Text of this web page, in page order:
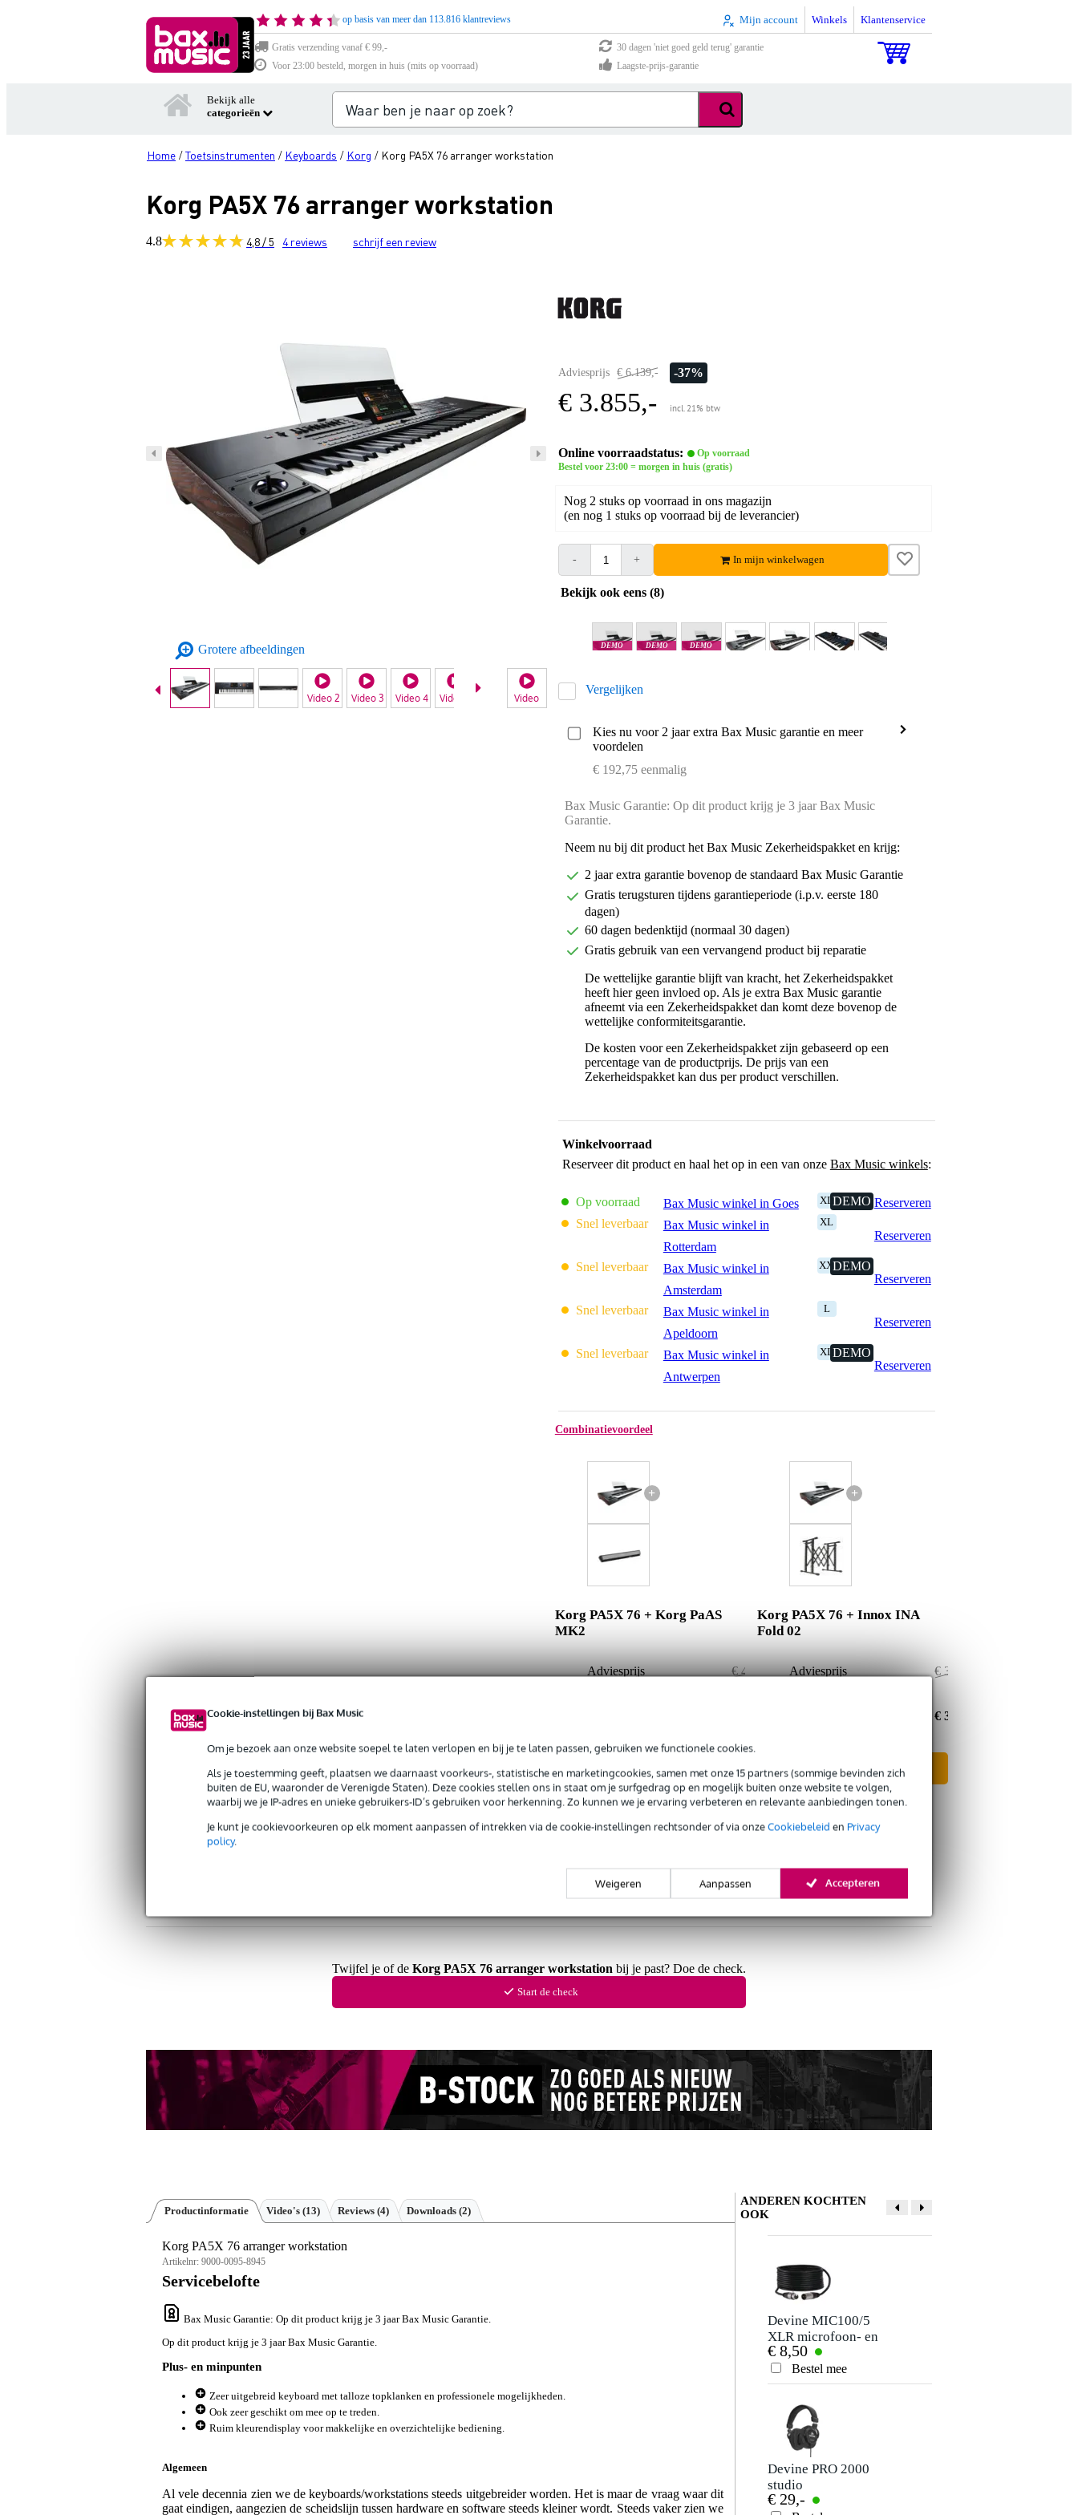
Cookie-instellingen bij Bax Music
Om je bezoek aan onze website soepel te laten verlopen en bij je te laten passen, gebruiken we functionele cookies.
Als je toestemming geeft, plaatsen we daarnaast voorkeurs-, statistische en marketingcookies, samen met onze 15 partners (sommige bevinden zich
buiten de EU, waaronder de Verenigde Staten). Deze cookies stellen ons in staat om je surfgedrag op en mogelijk buiten onze website te volgen,
waarbij we je IP-adres en unieke gebruikers-ID’s gebruiken voor herkenning. Zo kunnen we je ervaring verbeteren en relevante aanbiedingen tonen.
Je kunt je cookievoorkeuren op elk moment aanpassen of intrekken via de cookie-instellingen rechtsonder of via onzeCookiebeleid en Privacy
policy.
Weigeren Aanpassen Accepteren
op basis van meer dan 113.816 klantreviews Mijn account Winkels Klantenservice
Gratis verzending vanaf € 99,-
30 dagen 'niet goed geld terug' garantie
Voor 23:00 besteld, morgen in huis (mits op voorraad)
Laagste-prijs-garantie
Bekijk alle
categorieën
Home /Toetsinstrumenten / Keyboards / Korg / Korg PA5X 76 arranger workstation
Korg PA5X 76 arranger workstation
4.8 4,8 / 5 4reviews schrijf een review
Grotere afbeeldingen
Video
Video 2 Video 3 Video 4 Video 5 Video 6 Video 7 Video 8 Video 9
Adviesprijs € 6.139,- -37%
€ 3.855,- incl. 21% btw
Online voorraadstatus:
Op voorraad
Bestel voor 23:00 = morgen in huis (gratis)
Nog 2 stuks op voorraad in ons magazijn
(en nog 1 stuks op voorraad bij de leverancier)
- + In mijn winkelwagen
Bekijk ook eens (8)
DEMO
DEMO
DEMO
Vergelijken
Kies nu voor 2 jaar extra Bax Music garantie en meer
voordelen
€ 192,75 eenmalig
Bax Music Garantie: Op dit product krijg je 3 jaar Bax Music
Garantie.
Neem nu bij dit product het Bax Music Zekerheidspakket en krijg:
2 jaar extra garantie bovenop de standaard Bax Music Garantie
Gratis terugsturen tijdens garantieperiode (i.p.v. eerste 180
dagen)
60 dagen bedenktijd (normaal 30 dagen)
Gratis gebruik van een vervangend product bij reparatie
De wettelijke garantie blijft van kracht, het Zekerheidspakket
heeft hier geen invloed op. Als je extra Bax Music garantie
afneemt via een Zekerheidspakket dan komt deze bovenop de
wettelijke conformiteitsgarantie.
De kosten voor een Zekerheidspakket zijn gebaseerd op een
percentage van de productprijs. De prijs van een
Zekerheidspakket kan dus per product verschillen.
Winkelvoorraad
Reserveer dit product en haal het op in een van onze Bax Music winkels:
Op voorraad Bax Music winkel in Goes XLDEMO Reserveren
Snel leverbaar
Bax Music winkel in
Rotterdam
XL
Reserveren
Snel leverbaar
Bax Music winkel in
Amsterdam
XXLDEMO
Reserveren
Snel leverbaar
Bax Music winkel in
Apeldoorn
L
Reserveren
Snel leverbaar
Bax Music winkel in
Antwerpen
XLDEMO
Reserveren
Combinatievoordeel
+
Korg PA5X 76 + Korg PaAS
MK2
Adviesprijs
€ 4.510,-
In mijn winkelwagen
+
Korg PA5X 76 + Innox INA
Fold 02
Adviesprijs
€ 3.914,-
€ 3.908,-
In mijn winkelwagen
Productinformatie
3 jaar Bax Music garantie
Gratis retourneren
Twijfel je of de Korg PA5X 76 arranger workstation bij je past? Doe de check.
Start de check
Productinformatie Video's (13) Reviews (4) Downloads (2)
Korg PA5X 76 arranger workstation
Artikelnr: 9000-0095-8945
Servicebelofte
Bax Music Garantie: Op dit product krijg je 3 jaar Bax Music Garantie.
Op dit product krijg je 3 jaar Bax Music Garantie.
Plus- en minpunten
Zeer uitgebreid keyboard met talloze topklanken en professionele mogelijkheden.
Ook zeer geschikt om mee op te treden.
Ruim kleurendisplay voor makkelijke en overzichtelijke bediening.
Algemeen
Al vele decennia zien we de keyboards/workstations steeds uitgebreider worden. Het is maar de vraag waar dit
gaat eindigen, aangezien de scheidslijn tussen hardware en software steeds kleiner wordt. Steeds vaker zien we
ANDEREN KOCHTEN
OOK
Devine MIC100/5
XLR microfoon- en
signaalkabel 5
meter
€ 8,50
Bestel mee
Devine PRO 2000
studio
hoofdtelefoon
€ 29,-